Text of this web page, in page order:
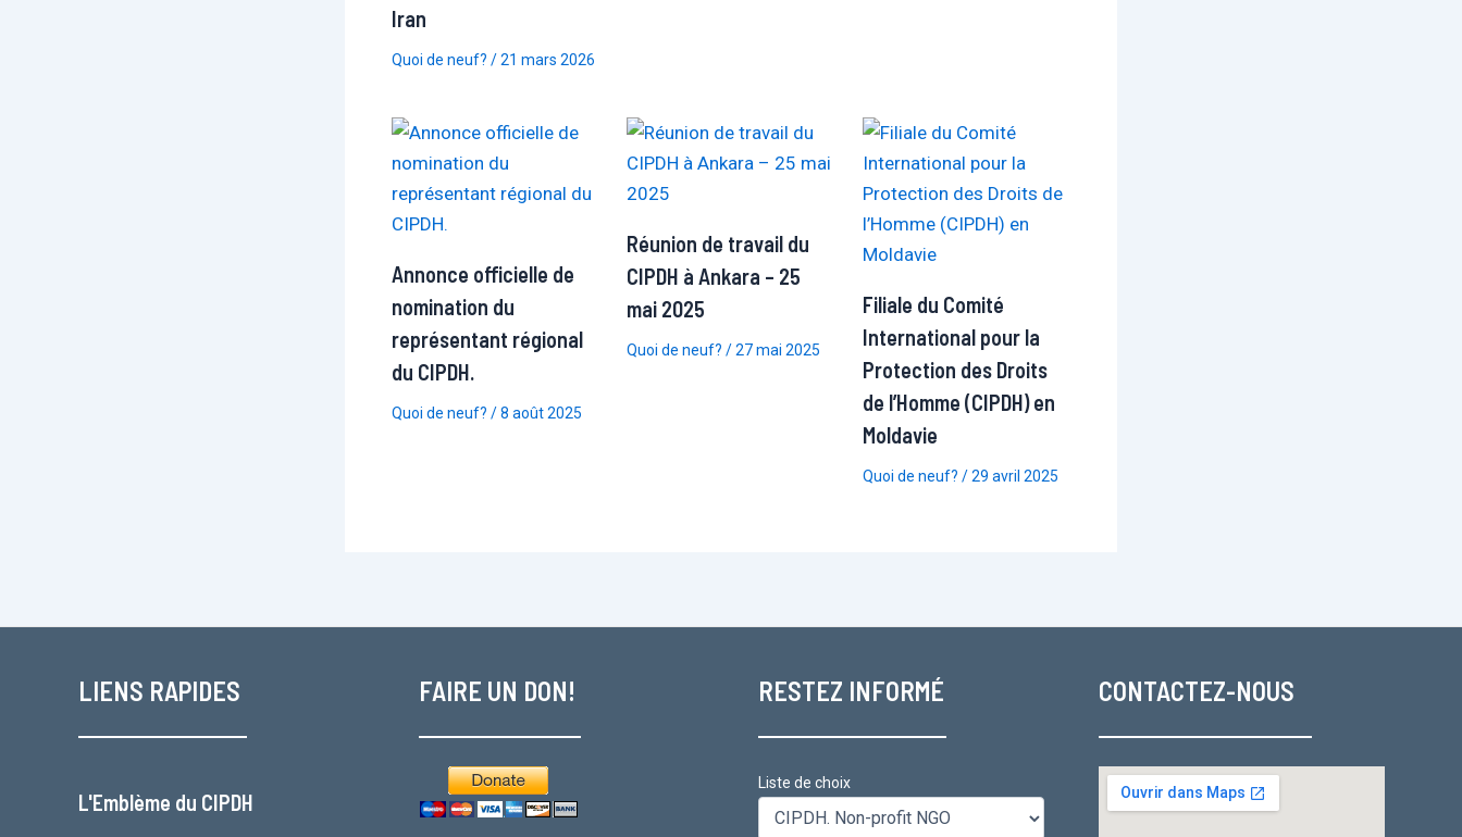
Iran
Quoi de neuf? /21 mars 2026
Annonce officielle de
nomination du
représentant régional
du CIPDH.
Quoi de neuf? /8 août 2025
Réunion de travail du
CIPDH à Ankara – 25
mai 2025
Quoi de neuf? /27 mai 2025
Filiale du Comité
International pour la
Protection des Droits
de l’Homme (CIPDH) en
Moldavie
Quoi de neuf? /29 avril 2025
LIENS RAPIDES
L'Emblème du CIPDH
FAIRE UN DON! RESTEZ INFORMÉ
Liste de choix
CONTACTEZ-NOUS